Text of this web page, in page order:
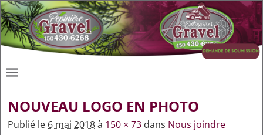
NOUVEAU LOGO EN PHOTO
Publié le 6 mai 2018à 150 × 73 dans Nous joindre